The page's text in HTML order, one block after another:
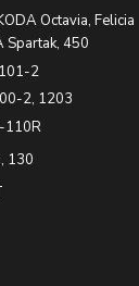
Octavia, Felicia
450
2
2, 1203
110R
130